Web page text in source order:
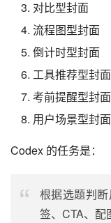
对比型封面
流程图型封面
倒计时型封面
工具推荐型封面
考前提醒型封面
用户场景型封面
Codex 的任务是：
根据选题判
签、CTA、配